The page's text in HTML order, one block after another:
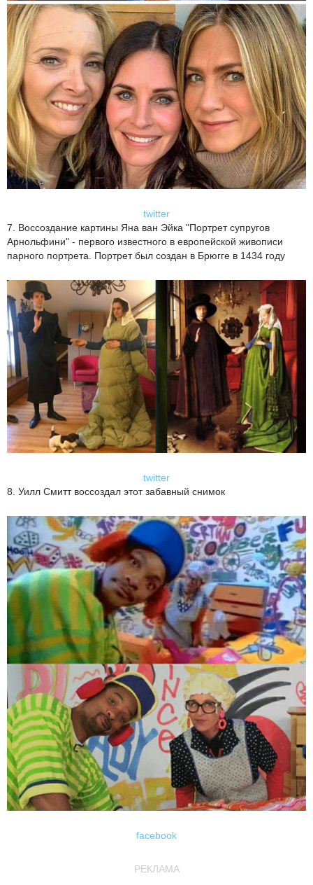
twitter
7. Воссоздание картины Яна ван Эйка "Портрет супругов
Арнольфини" - первого известного в европейской живописи
парного портрета. Портрет был создан в Брюгге в 1434 году
twitter
8. Уилл Смитт воссоздал этот забавный снимок
facebook
РЕКЛАМА